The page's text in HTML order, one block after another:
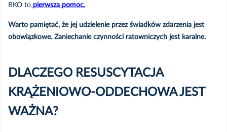
RKO to pierwsza pomoc.
Warto pamiętać, że jej udzielenie przez świadków zdarzenia jest
obowiązkowe. Zaniechanie czynności ratowniczych jest karalne.
DLACZEGO RESUSCYTACJA
KRĄŻENIOWO-ODDECHOWA JEST
WAŻNA?